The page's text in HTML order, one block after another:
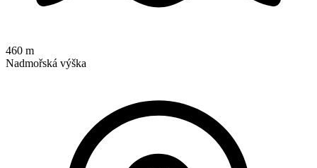
460 m
Nadmořská výška